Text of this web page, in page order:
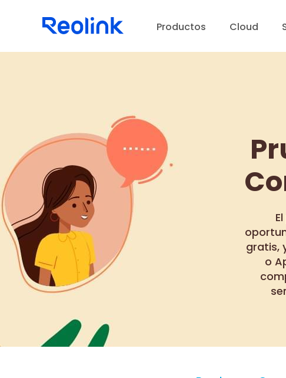
Productos Cloud
gratis,
o